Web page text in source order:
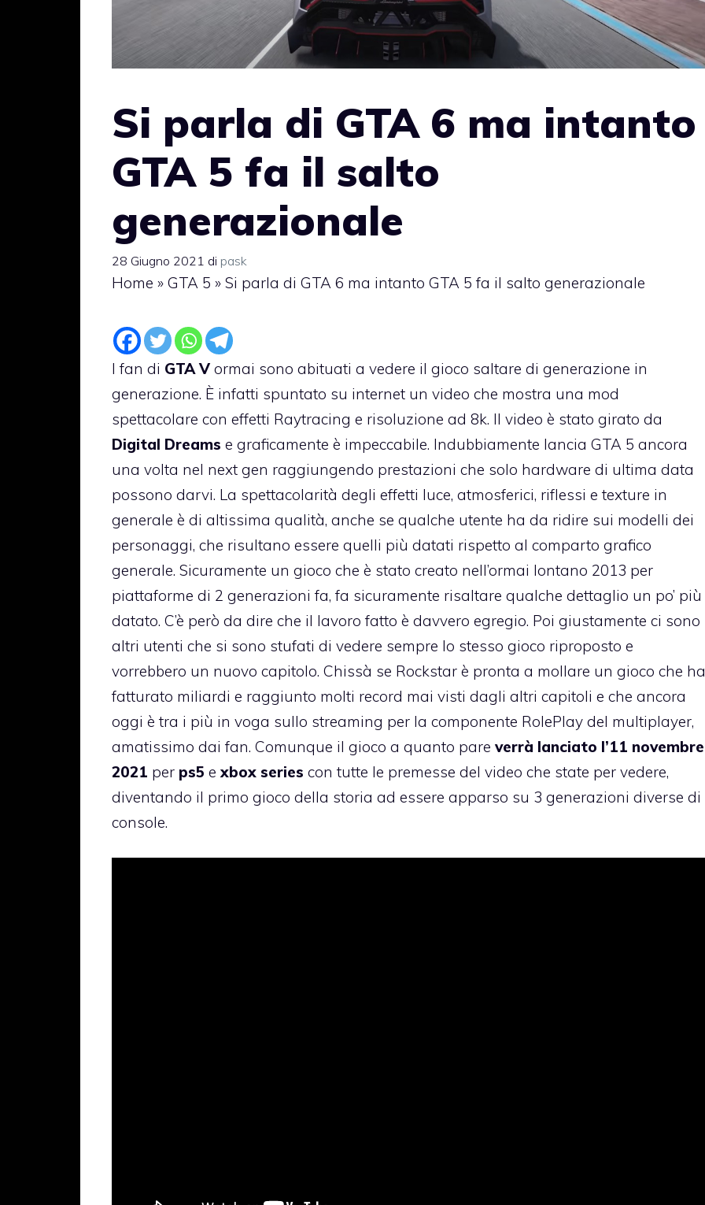
Si parla di GTA 6 ma intanto
GTA 5 fa il salto
generazionale
28 Giugno 2021 di pask
Home » GTA 5 » Si parla di GTA 6 ma intanto GTA 5 fa il salto generazionale
I fan di GTA V ormai sono abituati a vedere il gioco saltare di generazione in
generazione. È infatti spuntato su internet un video che mostra una mod
spettacolare con effetti Raytracing e risoluzione ad 8k. Il video è stato girato da
Digital Dreams e graficamente è impeccabile. Indubbiamente lancia GTA 5 ancora
una volta nel next gen raggiungendo prestazioni che solo hardware di ultima data
possono darvi. La spettacolarità degli effetti luce, atmosferici, riflessi e texture in
generale è di altissima qualità, anche se qualche utente ha da ridire sui modelli dei
personaggi, che risultano essere quelli più datati rispetto al comparto grafico
generale. Sicuramente un gioco che è stato creato nell’ormai lontano 2013 per
piattaforme di 2 generazioni fa, fa sicuramente risaltare qualche dettaglio un po’ più
datato. C’è però da dire che il lavoro fatto è davvero egregio. Poi giustamente ci sono
altri utenti che si sono stufati di vedere sempre lo stesso gioco riproposto e
vorrebbero un nuovo capitolo. Chissà se Rockstar è pronta a mollare un gioco che ha
fatturato miliardi e raggiunto molti record mai visti dagli altri capitoli e che ancora
oggi è tra i più in voga sullo streaming per la componente RolePlay del multiplayer,
amatissimo dai fan. Comunque il gioco a quanto pare verrà lanciato l’11 novembre
2021 per ps5 e xbox series con tutte le premesse del video che state per vedere,
diventando il primo gioco della storia ad essere apparso su 3 generazioni diverse di
console.